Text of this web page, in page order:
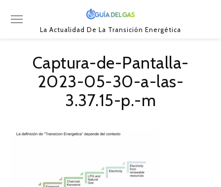
La Actualidad De La Transición Energética
Captura-de-Pantalla-
2023-05-30-a-las-
3.37.15-p.-m